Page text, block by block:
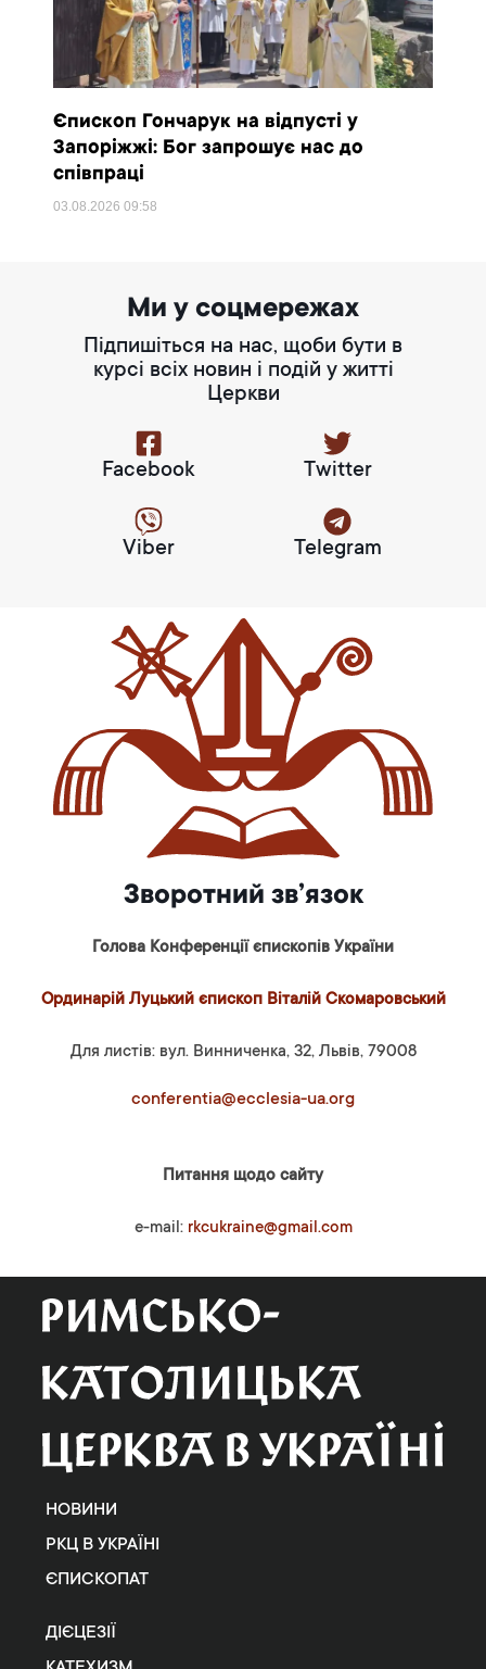
Єпископ Гончарук на відпусті у
Запоріжжі: Бог запрошує нас до
співпраці
03.08.202609:58
Ми у соцмережах
Підпишіться на нас, щоби бути в
курсі всіх новин і подій у житті
Церкви
Facebook Twitter
Viber Telegram
Зворотний зв’язок
Голова Конференції єпископів України
Ординарій Луцький єпископ Віталій Скомаровський
Для листів: вул. Винниченка, 32, Львів, 79008
conferentia@ecclesia-ua.org
Питання щодо сайту
e-mail: rkcukraine@gmail.com
НОВИНИ
РКЦ В УКРАЇНІ
ЄПИСКОПАТ
ДІЄЦЕЗІЇ